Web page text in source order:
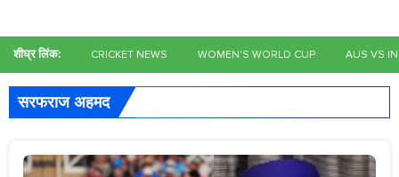
शीघ्र लिंक: CRICKET NEWS WOMEN'S WORLD CUP AUS VS
सरफराज अहमद